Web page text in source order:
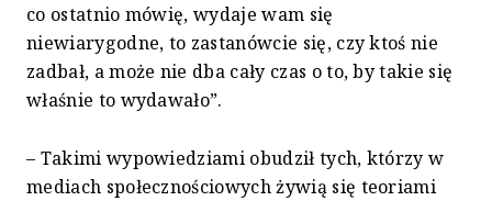
co ostatnio mówię, wydaje wam się
niewiarygodne, to zastanówcie się, czy ktoś nie
zadbał, a może nie dba cały czas o to, by takie się
właśnie to wydawało”.
– Takimi wypowiedziami obudził tych, którzy w
mediach społecznościowych żywią się teoriami